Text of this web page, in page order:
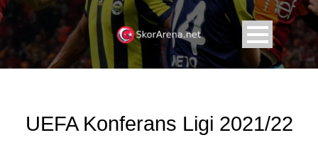
UEFA Konferans Ligi 2021/22